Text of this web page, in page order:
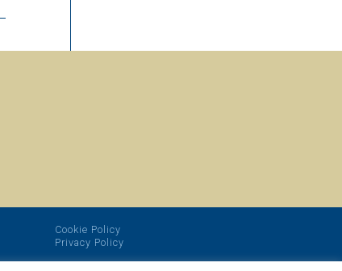
Cookie Policy
Privacy Policy